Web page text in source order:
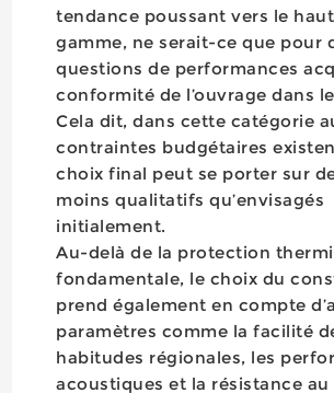
tendance poussant vers le
gamme, ne serait-ce que pour
questions de performances
conformité de l’ouvrage dans
Cela dit, dans cette catégorie
contraintes budgétaires
choix final peut se porter sur
moins qualitatifs qu’envisagés
initialement.
Au-delà de la protection
fondamentale, le choix du
prend également en compte
paramètres comme la facilité
habitudes régionales, les
acoustiques et la résistance